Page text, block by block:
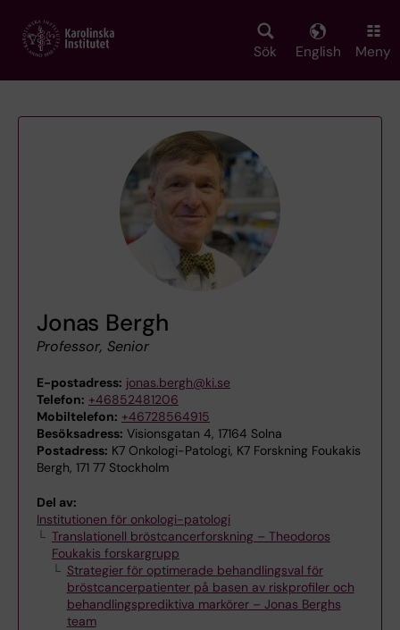
main
Sök English Meny
Jonas Bergh
Professor, Senior
E-postadress: jonas.bergh@ki.se
Telefon: +46852481206
Mobiltelefon: +46728564915
Besöksadress: Visionsgatan 4, 17164 Solna
Postadress: K7 Onkologi-Patologi, K7 Forskning Foukakis
Bergh, 171 77 Stockholm
Del av:
Institutionen för onkologi-patologi
Translationell bröstcancerforskning – Theodoros
Foukakis forskargrupp
Strategier för optimerade behandlingsval för
bröstcancerpatienter på basen av riskprofiler och
behandlingsprediktiva markörer – Jonas Berghs
team